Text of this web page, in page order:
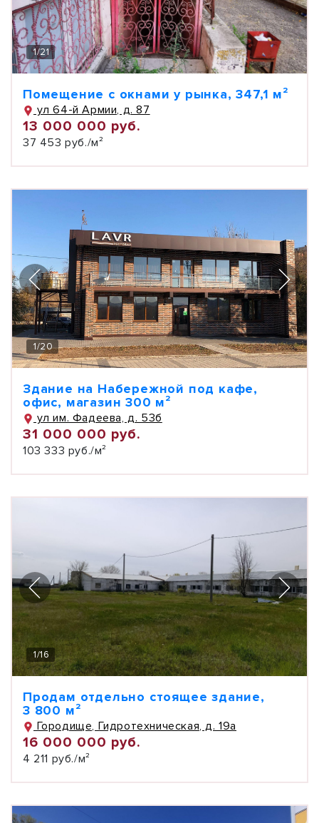
1/21
Помещение с окнами у рынка, 347,1 м²
ул 64-й Армии, д. 87
13 000 000 руб.
37 453 руб./м²
1/20
Здание на Набережной под кафе,
офис, магазин 300 м²
ул им. Фадеева, д. 53б
31 000 000 руб.
103 333 руб./м²
1/16
Продам отдельно стоящее здание,
3 800 м²
Городище, Гидротехническая, д. 19а
16 000 000 руб.
4 211 руб./м²